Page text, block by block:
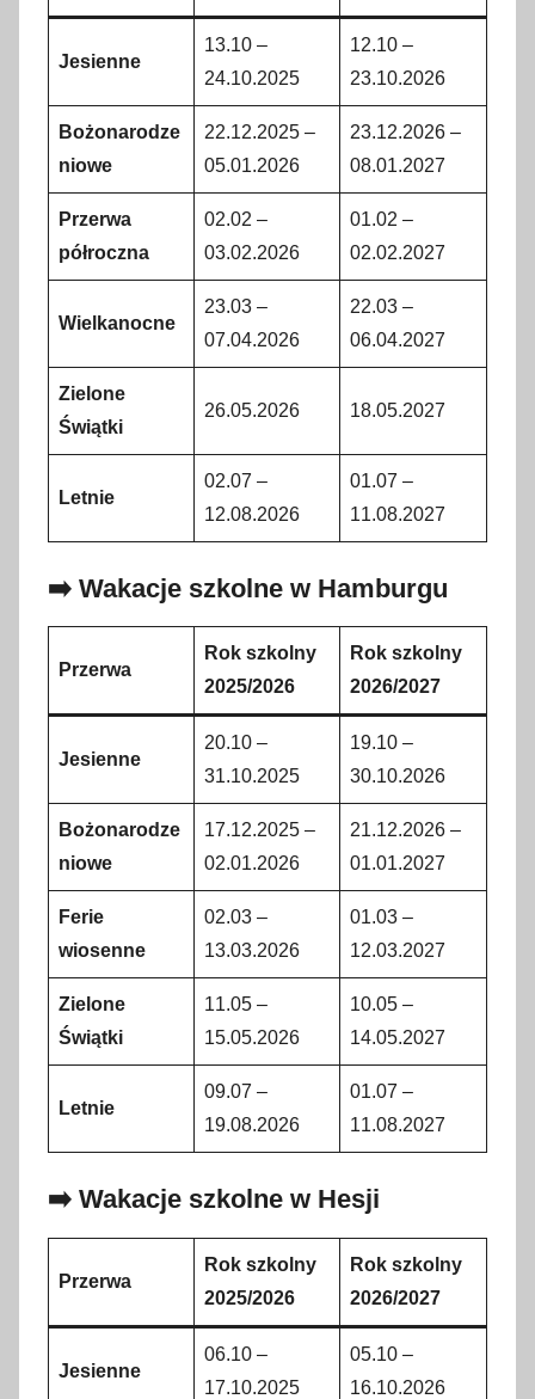
Jesienne
13.10 –
24.10.2025
12.10 –
23.10.2026
Bożonarodze
niowe
22.12.2025 –
05.01.2026
23.12.2026 –
08.01.2027
Przerwa
półroczna
02.02 –
03.02.2026
01.02 –
02.02.2027
Wielkanocne
23.03 –
07.04.2026
22.03 –
06.04.2027
Zielone
Świątki
26.05.2026 18.05.2027
Letnie
02.07 –
12.08.2026
01.07 –
11.08.2027
➡️ Wakacje szkolne w Hamburgu
Przerwa
Rok szkolny
2025/2026
Rok szkolny
2026/2027
Jesienne
20.10 –
31.10.2025
19.10 –
30.10.2026
Bożonarodze
niowe
17.12.2025 –
02.01.2026
21.12.2026 –
01.01.2027
Ferie
wiosenne
02.03 –
13.03.2026
01.03 –
12.03.2027
Zielone
Świątki
11.05 –
15.05.2026
10.05 –
14.05.2027
Letnie
09.07 –
19.08.2026
01.07 –
11.08.2027
➡️ Wakacje szkolne w Hesji
Przerwa
Rok szkolny
2025/2026
Rok szkolny
2026/2027
Jesienne
06.10 –
17.10.2025
05.10 –
16.10.2026